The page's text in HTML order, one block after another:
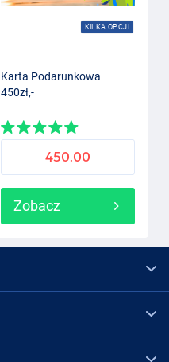
KILKA OPCJI
Karta Podarunkowa
450zł,-
450.00
Zobacz